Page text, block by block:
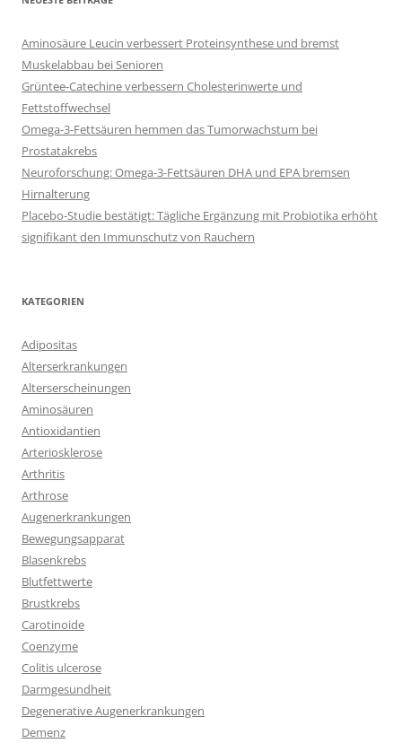
Aminosäure Leucin verbessert Proteinsynthese und bremst
Muskelabbau bei Senioren
Grüntee-Catechine verbessern Cholesterinwerte und
Fettstoffwechsel
Omega-3-Fettsäuren hemmen das Tumorwachstum bei
Prostatakrebs
Neuroforschung: Omega-3-Fettsäuren DHA und EPA bremsen
Hirnalterung
Placebo-Studie bestätigt: Tägliche Ergänzung mit Probiotika erhöht
signifikant den Immunschutz von Rauchern
KATEGORIEN
Adipositas
Alterserkrankungen
Alterserscheinungen
Aminosäuren
Antioxidantien
Arteriosklerose
Arthritis
Arthrose
Augenerkrankungen
Bewegungsapparat
Blasenkrebs
Blutfettwerte
Brustkrebs
Carotinoide
Coenzyme
Colitis ulcerose
Darmgesundheit
Degenerative Augenerkrankungen
Demenz